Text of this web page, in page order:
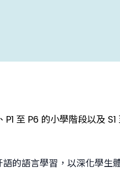
至 P6 的小學階段以及
的語言學習，以深化學生